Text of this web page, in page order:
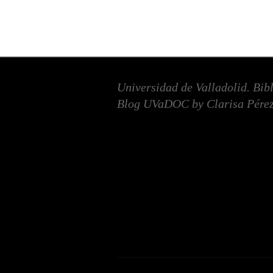
Universidad de Valladolid.
Blog UVaDOC by Clarisa